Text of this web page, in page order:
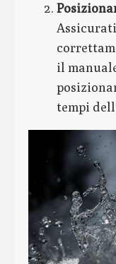
il
tempi